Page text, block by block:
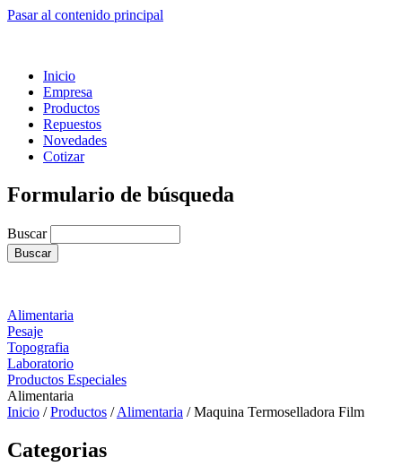
Pasar al contenido principal
Inicio
Empresa
Productos
Repuestos
Novedades
Cotizar
Formulario de búsqueda
Buscar
Alimentaria
Pesaje
Topografia
Laboratorio
Productos Especiales
Alimentaria
Inicio / Productos / Alimentaria / Maquina Termoselladora Film
Categorias